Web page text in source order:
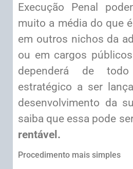
Execução Penal
muito a média do que
em outros nichos da
ou em cargos
dependerá de
estratégico a ser
desenvolvimento da
saiba que essa pode
rentável.
Procedimento mais simples